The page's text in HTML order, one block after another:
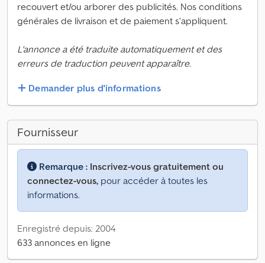
recouvert et/ou arborer des publicités. Nos conditions
générales de livraison et de paiement s’appliquent.
L'annonce a été traduite automatiquement et des
erreurs de traduction peuvent apparaître.
Demander plus d'informations
Fournisseur
Remarque : Inscrivez-vous gratuitement ou
connectez-vous, pour accéder à toutes les
informations.
Enregistré depuis: 2004
633 annonces en ligne